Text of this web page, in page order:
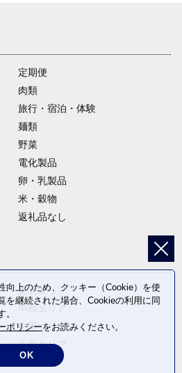
定期便
肉類
旅行・宿泊・体験
麺類
野菜
電化製品
卵・乳製品
米・穀物
返礼品なし
東北エリア
中部エリア
中国エリア
九州エリア
向上のため、クッキー（Cookie）を使
を継続された場合、Cookieの利用に同
ポリシーをお読みください。
OK